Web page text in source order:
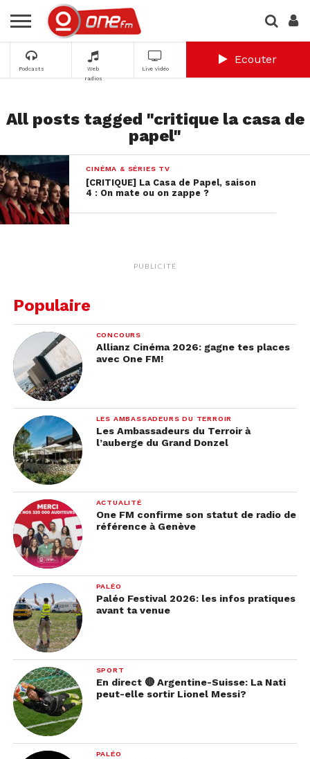
Podcasts
Web
radios
Live vidéo
Ecouter
All posts tagged "critique la casa de
papel"
CINÉMA & SÉRIES TV
[CRITIQUE] La Casa de Papel, saison
4 : On mate ou on zappe ?
PUBLICITÉ
Populaire
CONCOURS
Allianz Cinéma 2026: gagne tes places
avec One FM!
LES AMBASSADEURS DU TERROIR
Les Ambassadeurs du Terroir à
l’auberge du Grand Donzel
ACTUALITÉ
One FM confirme son statut de radio de
référence à Genève
PALÉO
Paléo Festival 2026: les infos pratiques
avant ta venue
SPORT
En direct 🔴 Argentine-Suisse: La Nati
peut-elle sortir Lionel Messi?
PALÉO